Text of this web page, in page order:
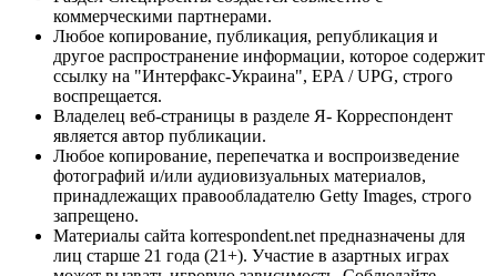
коммерческими партнерами.
Любое копирование, публикация, републикация и
другое распространение информации, которое содержит
ссылку на "Интерфакс-Украина", EPA / UPG, строго
воспрещается.
Владелец веб-страницы в разделе Я- Корреспондент
является автор публикации.
Любое копирование, перепечатка и воспроизведение
фотографий и/или аудиовизуальных материалов,
принадлежащих правообладателю Getty Images, строго
запрещено.
Материалы сайта korrespondent.net предназначены для
лиц старше 21 года (21+). Участие в азартных играх